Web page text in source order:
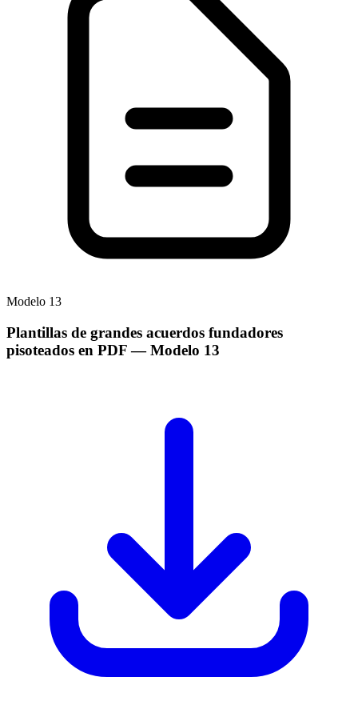
Modelo 13
Plantillas de grandes acuerdos fundadores
pisoteados en PDF— Modelo 13